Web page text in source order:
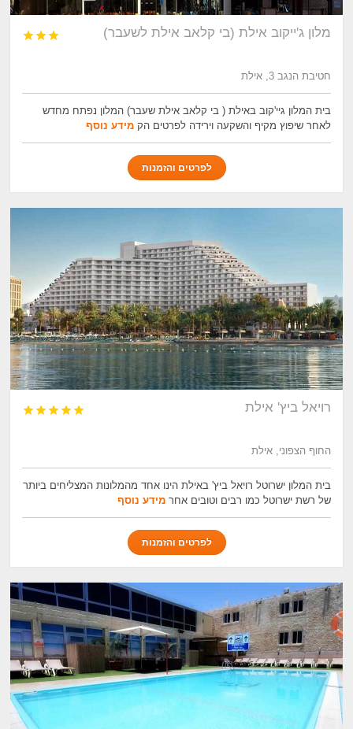
מלון ג'ייקוב אילת (בי קלאב אילת לשעבר) 


חטיבת הנגב 3, אילת
בית המלון גיי'קוב באילת ( בי קלאב אילת שעבר) המלון נפתח מחדש
לאחר שיפוץ מקיף והשקעה וירידה לפרטים הקמידע נוסף
לפרטים והזמנות
רויאל ביץ' אילת 




החוף הצפוני, אילת
בית המלון ישרוטל רויאל ביץ' באילת הינו אחד מהמלונות המצליחים ביותר
של רשת ישרוטל כמו רבים וטובים אחרמידע נוסף
לפרטים והזמנות